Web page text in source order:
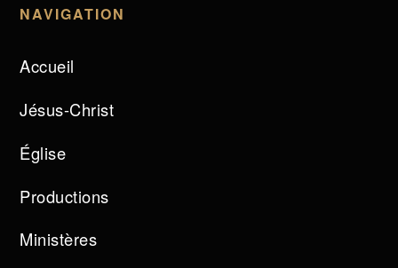
NAVIGATION
Accueil
Jésus-Christ
Église
Productions
Ministères